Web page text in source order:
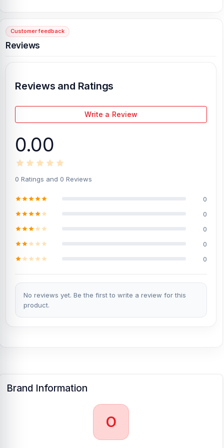
[/vc_column][/vc_row]
Customer feedback
Reviews
Reviews and Ratings
Write a Review
0.00
0 Ratings and 0 Reviews
0
0
0
0
0
No reviews yet. Be the first to write a review for this
product.
Brand Information
O